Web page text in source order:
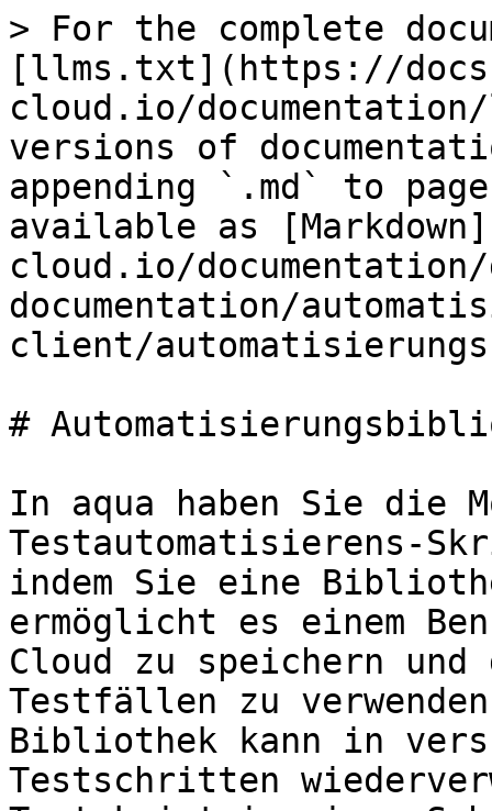
> For the complete
[llms.txt](https://
cloud.io/
versions of
appending `.md` to
available as
cloud.io/
documentation/
client/
#
In aqua haben Sie die
Testautomatisierens-
indem Sie eine
ermöglicht es einem
Cloud zu speichern
Testfällen zu
Bibliothek kann in
Testschritten